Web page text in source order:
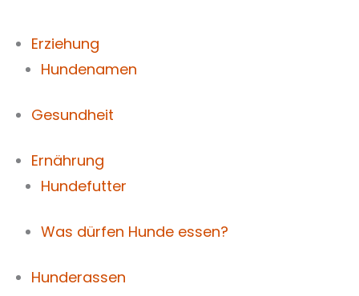
Erziehung
Hundenamen
Gesundheit
Ernährung
Hundefutter
Was dürfen Hunde essen?
Hunderassen